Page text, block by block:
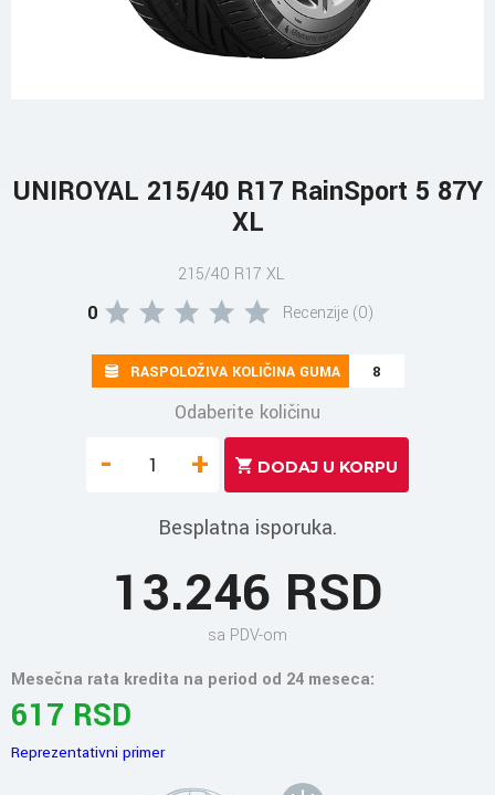
UNIROYAL 215/40 R17 RainSport 5 87Y
XL
215/40 R17 XL
0 Recenzije (0)
RASPOLOŽIVA KOLIČINA GUMA 8
Odaberite količinu
- +
Besplatna isporuka.
13.246 RSD
sa PDV-om
Mesečna rata kredita na period od 24 meseca:
617 RSD
Reprezentativni primer